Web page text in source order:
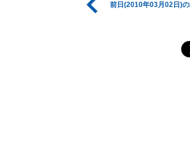
前日(2010年03月02日)